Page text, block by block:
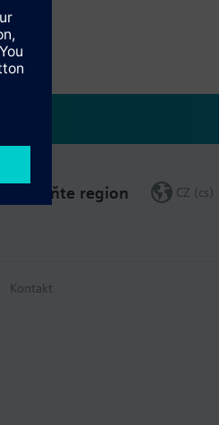
Změňte region CZ (cs)
Kontakt